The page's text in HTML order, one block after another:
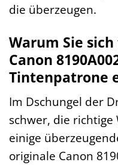
die überzeugen.
Warum Sie
Canon
Tintenpatrone
Im Dschungel der
schwer, die
einige
originale Canon